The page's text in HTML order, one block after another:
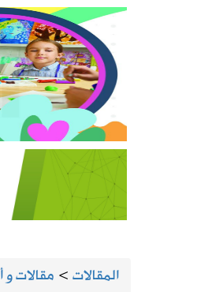
2026-08-09مصفاة
2026-08-09
2026-08-08 ‏لجنة
2026-08-08إعصار
2026-08-08 الهيئة
المقالات> مقالات و